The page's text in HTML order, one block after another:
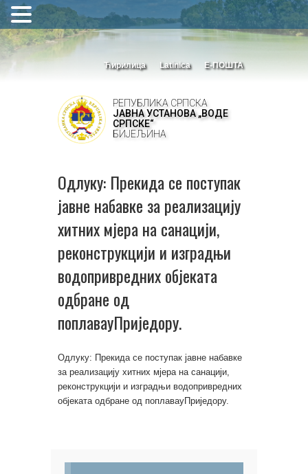
Ћирилица Latinica Е-ПОШТА
РЕПУБЛИКА СРПСКА
ЈАВНА УСТАНОВА „ВОДЕ
СРПСКЕ“
БИЈЕЉИНА
Одлуку: Прекида се поступак
јавне набавке за реализацију
хитних мјера на санацији,
реконструкцији и изградњи
водопривредних објеката
одбране од
поплавауПриједору.
Одлуку: Прекида се поступак јавне набавке
за реализацију хитних мјера на санацији,
реконструкцији и изградњи водопривредних
објеката одбране од поплавауПриједору.